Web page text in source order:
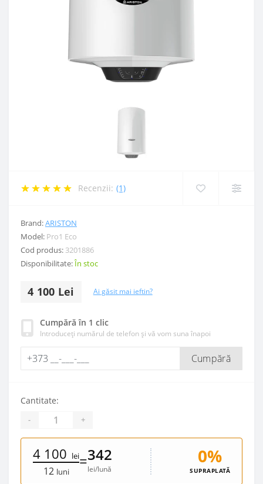
Recenzii: (1)
Brand:ARISTON
Model: Pro1 Eco
Cod produs: 3201886
Disponibilitate:În stoc
4 100 Lei Ai găsit mai ieftin?
Cumpără în 1 clic
Introduceți numărul de telefon și vă vom suna înapoi
Cumpără
Cantitate:
- +
4 100 lei
12 luni
=342
lei/lună
0%
SUPRAPLATĂ